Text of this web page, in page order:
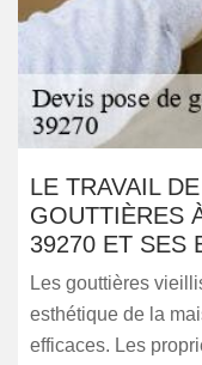
LE TRAVAIL
GOUTTIÈRES
39270 ET SES
Les gouttières
esthétique de la
efficaces. Les